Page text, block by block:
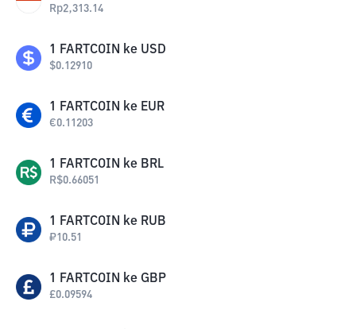
Rp2,313.14
1 FARTCOIN ke USD
$0.12910
1 FARTCOIN ke EUR
€0.11203
1 FARTCOIN ke BRL
R$0.66051
1 FARTCOIN ke RUB
₽10.51
1 FARTCOIN ke GBP
£0.09594